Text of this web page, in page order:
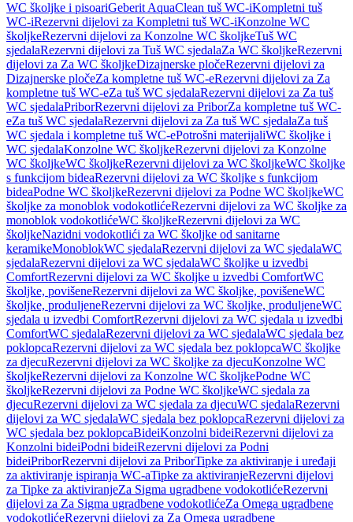
WC školjke i pisoariGeberit AquaClean tuš WC-iKompletni tuš
WC-iRezervni dijelovi za Kompletni tuš WC-iKonzolne WC
školjkeRezervni dijelovi za Konzolne WC školjkeTuš WC
sjedalaRezervni dijelovi za Tuš WC sjedalaZa WC školjkeRezervni
dijelovi za Za WC školjkeDizajnerske pločeRezervni dijelovi za
Dizajnerske pločeZa kompletne tuš WC-eRezervni dijelovi za Za
kompletne tuš WC-eZa tuš WC sjedalaRezervni dijelovi za Za tuš
WC sjedalaPriborRezervni dijelovi za PriborZa kompletne tuš WC-
eZa tuš WC sjedalaRezervni dijelovi za Za tuš WC sjedalaZa tuš
WC sjedala i kompletne tuš WC-ePotrošni materijaliWC školjke i
WC sjedalaKonzolne WC školjkeRezervni dijelovi za Konzolne
WC školjkeWC školjkeRezervni dijelovi za WC školjkeWC školjke
s funkcijom bideaRezervni dijelovi za WC školjke s funkcijom
bideaPodne WC školjkeRezervni dijelovi za Podne WC školjkeWC
školjke za monoblok vodokotlićeRezervni dijelovi za WC školjke za
monoblok vodokotlićeWC školjkeRezervni dijelovi za WC
školjkeNazidni vodokotlići za WC školjke od sanitarne
keramikeMonoblokWC sjedalaRezervni dijelovi za WC sjedalaWC
sjedalaRezervni dijelovi za WC sjedalaWC školjke u izvedbi
ComfortRezervni dijelovi za WC školjke u izvedbi ComfortWC
školjke, povišeneRezervni dijelovi za WC školjke, povišeneWC
školjke, produljeneRezervni dijelovi za WC školjke, produljeneWC
sjedala u izvedbi ComfortRezervni dijelovi za WC sjedala u izvedbi
ComfortWC sjedalaRezervni dijelovi za WC sjedalaWC sjedala bez
poklopcaRezervni dijelovi za WC sjedala bez poklopcaWC školjke
za djecuRezervni dijelovi za WC školjke za djecuKonzolne WC
školjkeRezervni dijelovi za Konzolne WC školjkePodne WC
školjkeRezervni dijelovi za Podne WC školjkeWC sjedala za
djecuRezervni dijelovi za WC sjedala za djecuWC sjedalaRezervni
dijelovi za WC sjedalaWC sjedala bez poklopcaRezervni dijelovi za
WC sjedala bez poklopcaBideiKonzolni bideiRezervni dijelovi za
Konzolni bideiPodni bideiRezervni dijelovi za Podni
bideiPriborRezervni dijelovi za PriborTipke za aktiviranje i uređaji
za aktiviranje ispiranja WC-aTipke za aktiviranjeRezervni dijelovi
za Tipke za aktiviranjeZa Sigma ugradbene vodokotlićeRezervni
dijelovi za Za Sigma ugradbene vodokotlićeZa Omega ugradbene
vodokotlićeRezervni dijelovi za Za Omega ugradbene